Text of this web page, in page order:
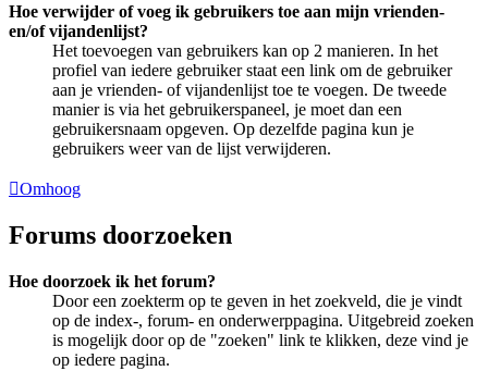
Hoe verwijder of voeg ik gebruikers toe aan mijn vrienden-
en/of vijandenlijst?
Het toevoegen van gebruikers kan op 2 manieren. In het
profiel van iedere gebruiker staat een link om de gebruiker
aan je vrienden- of vijandenlijst toe te voegen. De tweede
manier is via het gebruikerspaneel, je moet dan een
gebruikersnaam opgeven. Op dezelfde pagina kun je
gebruikers weer van de lijst verwijderen.
Omhoog
Forums doorzoeken
Hoe doorzoek ik het forum?
Door een zoekterm op te geven in het zoekveld, die je vindt
op de index-, forum- en onderwerppagina. Uitgebreid zoeken
is mogelijk door op de "zoeken" link te klikken, deze vind je
op iedere pagina.